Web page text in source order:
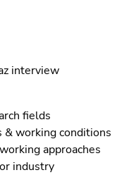
interview
fields
& working conditions
approaches
industry